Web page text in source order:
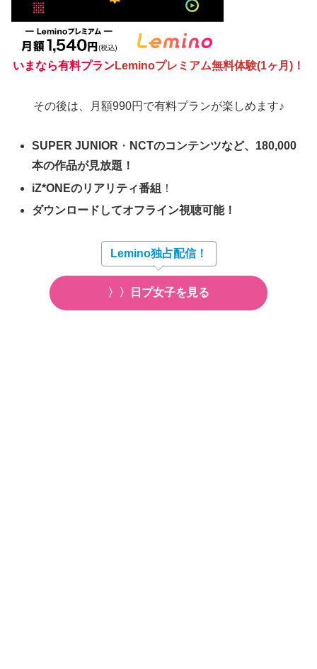
いまなら有料プランLeminoプレミアム無料体験(1ヶ月)！
その後は、月額990円で有料プランが楽しめます♪
SUPER JUNIOR ・ NCTのコンテンツなど、180,000
本の作品が見放題！
iZ*ONEのリアリティ番組 ！
ダウンロードしてオフライン視聴可能！
Lemino独占配信！
〉〉日プ女子を見る